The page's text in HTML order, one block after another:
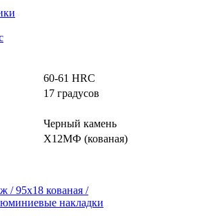
60-61 HRC
17 градусов
Черный камень
Х12МФ (кованая)